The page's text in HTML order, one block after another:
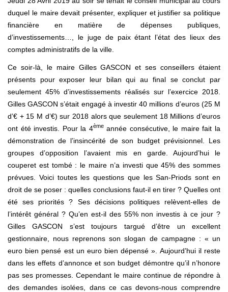
duquel le maire devait présenter, expliquer et justifier sa politique
financière en matière de dépenses publiques,
d’investissements…, le juge de paix étant l’état des lieux des
comptes administratifs de la ville.
Ce soir-là, le maire Gilles GASCON et ses conseillers étaient
présents pour exposer leur bilan qui au final se conclut par
seulement 45% d’investissements réalisés sur l’exercice 2018.
Gilles GASCON s’était engagé à investir 40 millions d’euros (25 M
d’€ + 15 M d’€) sur 2018 alors que seulement 18 Millions d’euros
ont été investis. Pour la 4èmeannée consécutive, le maire fait la
démonstration de l’insincérité de son budget prévisionnel. Les
groupes d’opposition l’avaient mis en garde. Aujourd’hui le
couperet est tombé : le maire n’a investi que 45% des sommes
prévues. Voici toutes les questions que les San-Priods sont en
droit de se poser : quelles conclusions faut-il en tirer ? Quelles ont
été ses priorités ? Ses décisions politiques relèvent-elles de
l’intérêt général ? Qu’en est-il des 55% non investis à ce jour ?
Gilles GASCON s’est toujours targué d’être un excellent
gestionnaire, nous reprenons son slogan de campagne : « un
euro bien pensé est un euro bien dépensé ». Aujourd’hui il reste
dans les effets d’annonce et son budget démontre qu’il n’honore
pas ses promesses. Cependant le maire continue de répondre à
des demandes isolées, dans ce cas devons-nous comprendre